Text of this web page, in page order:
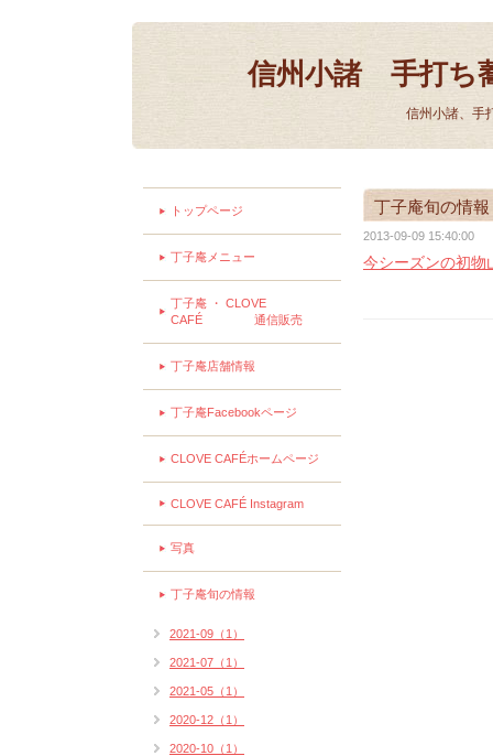
信州小諸 手打ち
信州小諸、手
丁子庵旬の情報
2013-09-09 15:40:00
今シーズンの初物
トップページ
丁子庵メニュー
丁子庵 ・ CLOVE
CAFÉ 通信販売
丁子庵店舗情報
丁子庵Facebookページ
CLOVE CAFÉホームページ
CLOVE CAFÉ Instagram
写真
丁子庵旬の情報
2021-09（1）
2021-07（1）
2021-05（1）
2020-12（1）
2020-10（1）